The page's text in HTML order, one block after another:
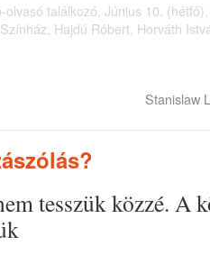
olvasó találkozó, Június 10. (hétfő)
, Hajdú Róbert, Horváth
Stanislaw
tesszük közzé. A